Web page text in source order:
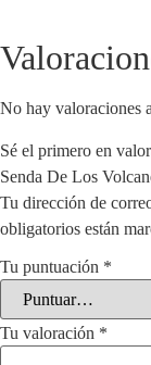
No hay valoraciones
Sé el primero en
Senda De Los
Tu dirección de
obligatorios están
Tu puntuación *
Tu valoración *